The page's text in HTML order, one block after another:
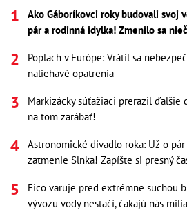
Ako Gáboríkovci roky budovali svoj
pár a rodinná idylka! Zmenilo sa
Poplach v Európe: Vrátil sa
naliehavé opatrenia
Markizácky súťažiaci prerazil ďalšie
na tom zarábať!
Astronomické divadlo roka: Už o
zatmenie Slnka! Zapíšte si presný
Fico varuje pred extrémne suchou
vývozu vody nestačí, čakajú nás